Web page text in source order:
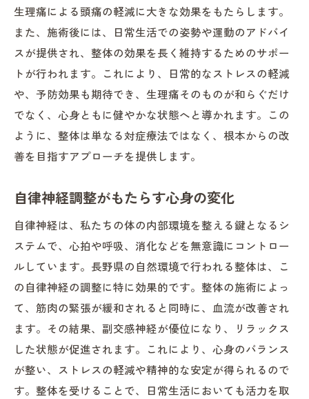
生理痛による頭痛の軽減に大きな効果をもたらします。
また、施術後には、日常生活での姿勢や運動のアドバイ
スが提供され、整体の効果を長く維持するためのサポー
トが行われます。これにより、日常的なストレスの軽減
や、予防効果も期待でき、生理痛そのものが和らぐだけ
でなく、心身ともに健やかな状態へと導かれます。この
ように、整体は単なる対症療法ではなく、根本からの改
善を目指すアプローチを提供します。
自律神経調整がもたらす心身の変化
自律神経は、私たちの体の内部環境を整える鍵となるシ
ステムで、心拍や呼吸、消化などを無意識にコントロー
ルしています。長野県の自然環境で行われる整体は、こ
の自律神経の調整に特に効果的です。整体の施術によっ
て、筋肉の緊張が緩和されると同時に、血流が改善され
ます。その結果、副交感神経が優位になり、リラックス
した状態が促進されます。これにより、心身のバランス
が整い、ストレスの軽減や精神的な安定が得られるので
す。整体を受けることで、日常生活においても活力を取